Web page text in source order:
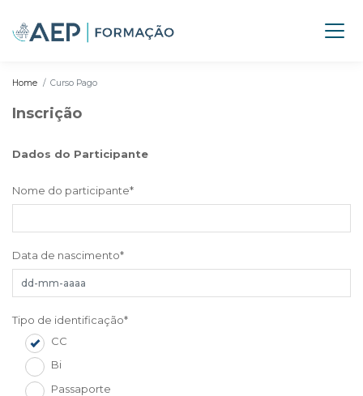
Home Curso Pago
Inscrição
Dados do Participante
Nome do participante*
Data de nascimento*
Tipo de identificação*
CC
Bi
Passaporte